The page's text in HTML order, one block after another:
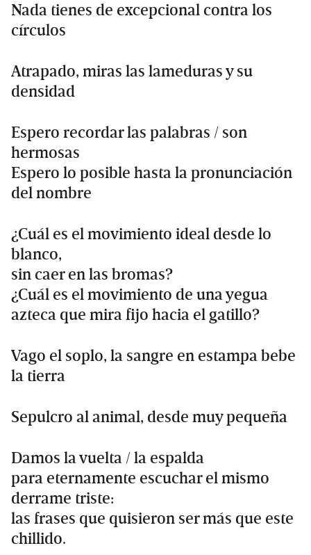
Nada tienes de excepcional contra los
círculos
Atrapado, miras las lameduras y su
densidad
Espero recordar las palabras / son
hermosas
Espero lo posible hasta la pronunciación
del nombre
¿Cuál es el movimiento ideal desde lo
blanco,
sin caer en las bromas?
¿Cuál es el movimiento de una yegua
azteca que mira fijo hacia el gatillo?
Vago el soplo, la sangre en estampa bebe
la tierra
Sepulcro al animal, desde muy pequeña
Damos la vuelta / la espalda
para eternamente escuchar el mismo
derrame triste:
las frases que quisieron ser más que este
chillido.